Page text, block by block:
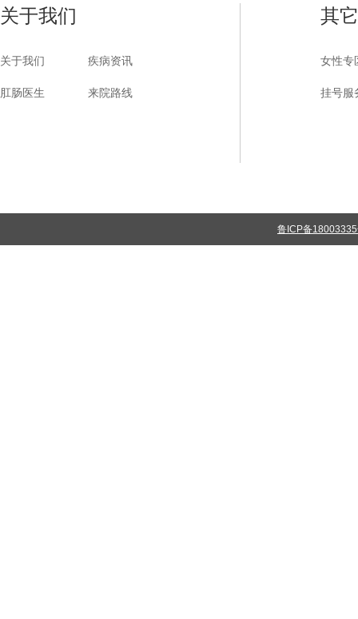
关于我们
关于我们 疾病资讯
肛肠医生 来院路线
其
女性专
挂号服
鲁ICP备